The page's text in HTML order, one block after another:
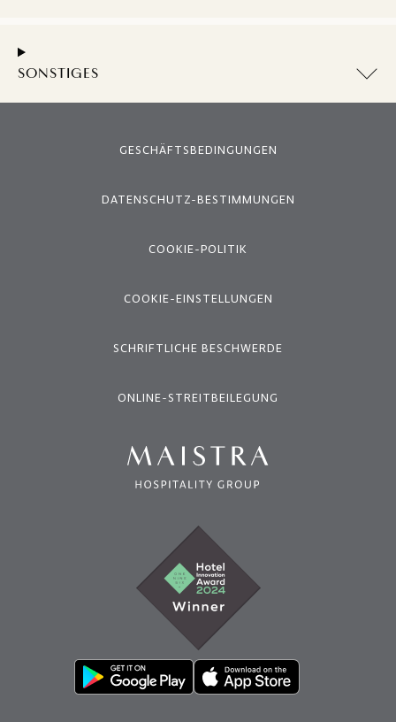
SONSTIGES
GESCHÄFTSBEDINGUNGEN
DATENSCHUTZ-BESTIMMUNGEN
COOKIE-POLITIK
COOKIE-EINSTELLUNGEN
SCHRIFTLICHE BESCHWERDE
ONLINE-STREITBEILEGUNG